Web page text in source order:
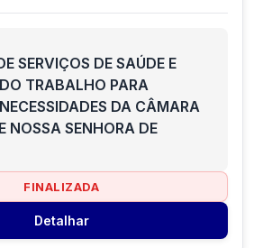
SERVIÇOS DE SAÚDE E
TRABALHO PARA
DA CÂMARA
NOSSA SENHORA DE
FINALIZADA
Detalhar